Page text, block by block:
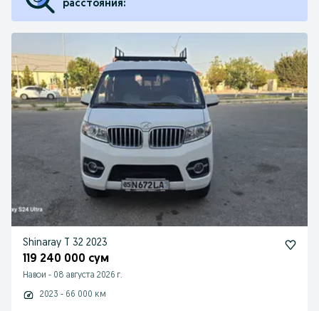
расстояния:
Shinaray T 32 2023
119 240 000 сум
Навои - 08 августа 2026 г.
2023 - 66 000 км